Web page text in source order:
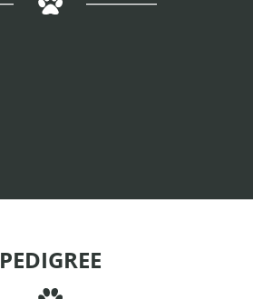
PEDIGREE